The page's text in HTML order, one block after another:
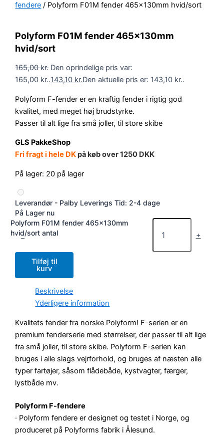
fendere / Polyform F01M fender 465x130mm hvid/sort
Polyform F01M fender 465x130mm
hvid/sort
165,00kr. Den oprindelige pris var:
165,00 kr..143,10 kr.Den aktuelle pris er: 143,10 kr..
Polyform F-fender er en kraftig fender i rigtig god
kvalitet, med meget høj brudstyrke.
Passer til alt lige fra små joller, til store skibe
GLS PakkeShop
Fri fragt i hele DKpå køb over 1250 DKK
På lager: 20 på lager
Leverandør - Palby Leverings Tid: 2-4 dage
På Lager nu
-
Polyform F01M fender 465x130mm
hvid/sort antal
+
Tilføj til
kurv
Beskrivelse
Yderligere information
Kvalitets fender fra norske Polyform! F-serien er en
premium fenderserie med størrelser, der passer til alt lige
fra små joller, til store skibe. Polyform F-serien kan
bruges i alle slags vejrforhold, og bruges af næsten alle
typer fartøjer, såsom flådebåde, kystvagter, færger,
lystbåde mv.
Polyform F-fendere
· Polyform fendere er designet og testet i Norge, og
produceret på Polyforms fabrik i Ålesund.